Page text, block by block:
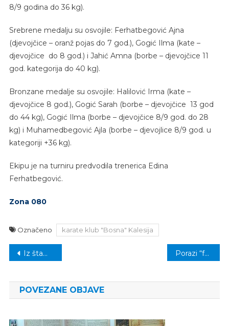
8/9 godina do 36 kg).
Srebrene medalju su osvojile: Ferhatbegović Ajna
(djevojčice – oranž pojas do 7 god.), Gogić Ilma (kate –
djevojčice do 8 god.) i Jahić Amna (borbe – djevojčice 11
god. kategorija do 40 kg).
Bronzane medalje su osvojile: Halilović Irma (kate –
djevojčice 8 god.), Gogić Sarah (borbe – djevojčice 13 god
do 44 kg), Gogić Ilma (borbe – djevojčice 8/9 god. do 28
kg) i Muhamedbegović Ajla (borbe – djevojlice 8/9 god. u
kategoriji +36 kg).
Ekipu je na turniru predvodila trenerica Edina
Ferhatbegović.
Zona 080
Označeno karate klub "Bosna" Kalesija
Navigacija
Iz štampe izašlo drugo izdanje knjige “Trag vremena” autorice Emine Mujanović Porazi “federalaca”, “kantonalci” imali vrlo uspješan dan
POVEZANE OBJAVE